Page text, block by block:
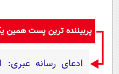
پربیننده ترین پست همین
ادعای رسانه عبری: